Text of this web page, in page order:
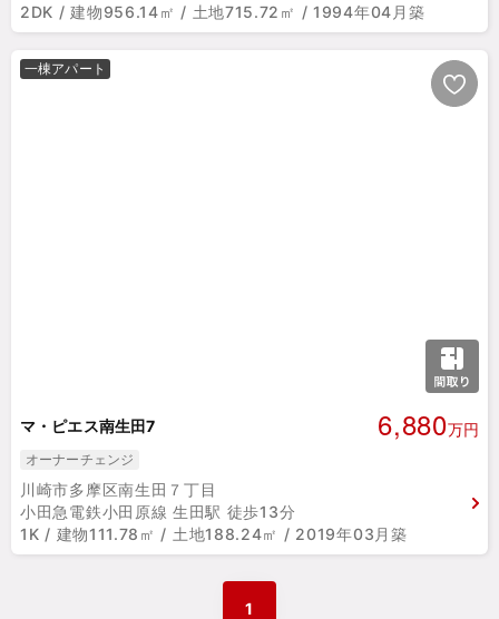
2DK / 建物956.14㎡ / 土地715.72㎡ / 1994年04月築
一棟アパート
マ・ピエス南生田7 6,880万円
オーナーチェンジ
川崎市多摩区南生田７丁目
小田急電鉄小田原線 生田駅 徒歩13分
1K / 建物111.78㎡ / 土地188.24㎡ / 2019年03月築
1